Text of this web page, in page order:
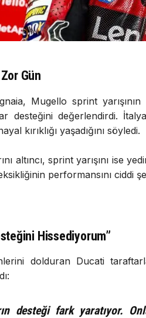
Gün
, Mugello sprint yarışının
desteğini değerlendirdi.
kırıklığı yaşadığını söyledi.
altıncı, sprint yarışını ise
performansını ciddi
Hissediyorum”
dolduran Ducati
desteği fark yaratıyor.